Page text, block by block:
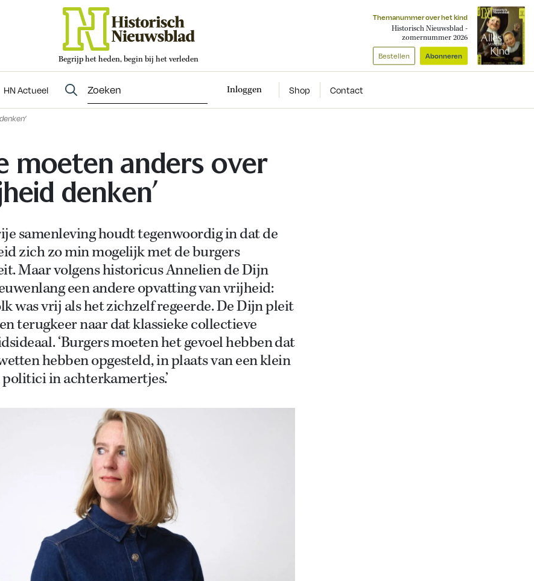
Begrijp het heden, begin bij het verleden
Themanummer over het kind
Historisch Nieuwsblad -
zomernummer 2026
Bestellen Abonneren
HN Actueel Inloggen Shop Contact
Evenementen
moeten anders over
denken’
samenleving houdt tegenwoordig in dat de
zich zo min mogelijk met de burgers
Maar volgens historicus Annelien de Dijn
een andere opvatting van vrijheid:
was vrij als het zichzelf regeerde. De Dijn pleit
terugkeer naar dat klassieke collectieve
‘Burgers moeten het gevoel hebben dat
hebben opgesteld, in plaats van een klein
in achterkamertjes.’